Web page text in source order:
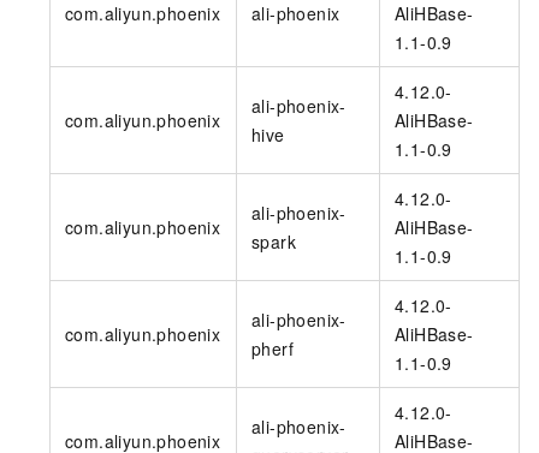
com.aliyun.phoenix ali-phoenix
AliHBase-
1.1-0.9
com.aliyun.phoenix
ali-phoenix-
hive
4.12.0-
AliHBase-
1.1-0.9
com.aliyun.phoenix
ali-phoenix-
spark
4.12.0-
AliHBase-
1.1-0.9
com.aliyun.phoenix
ali-phoenix-
pherf
4.12.0-
AliHBase-
1.1-0.9
com.aliyun.phoenix
ali-phoenix-
4.12.0-
AliHBase-